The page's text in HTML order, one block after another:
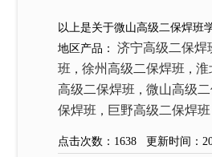
以上是关于微山高级二保焊班
地区产品： 济宁高级二保焊
班 ， 徐州高级二保焊班 ， 淮
高级二保焊班 ， 微山高级
保焊班 ， 巨野高级二保焊班
点击次数： 1638 更新时间：